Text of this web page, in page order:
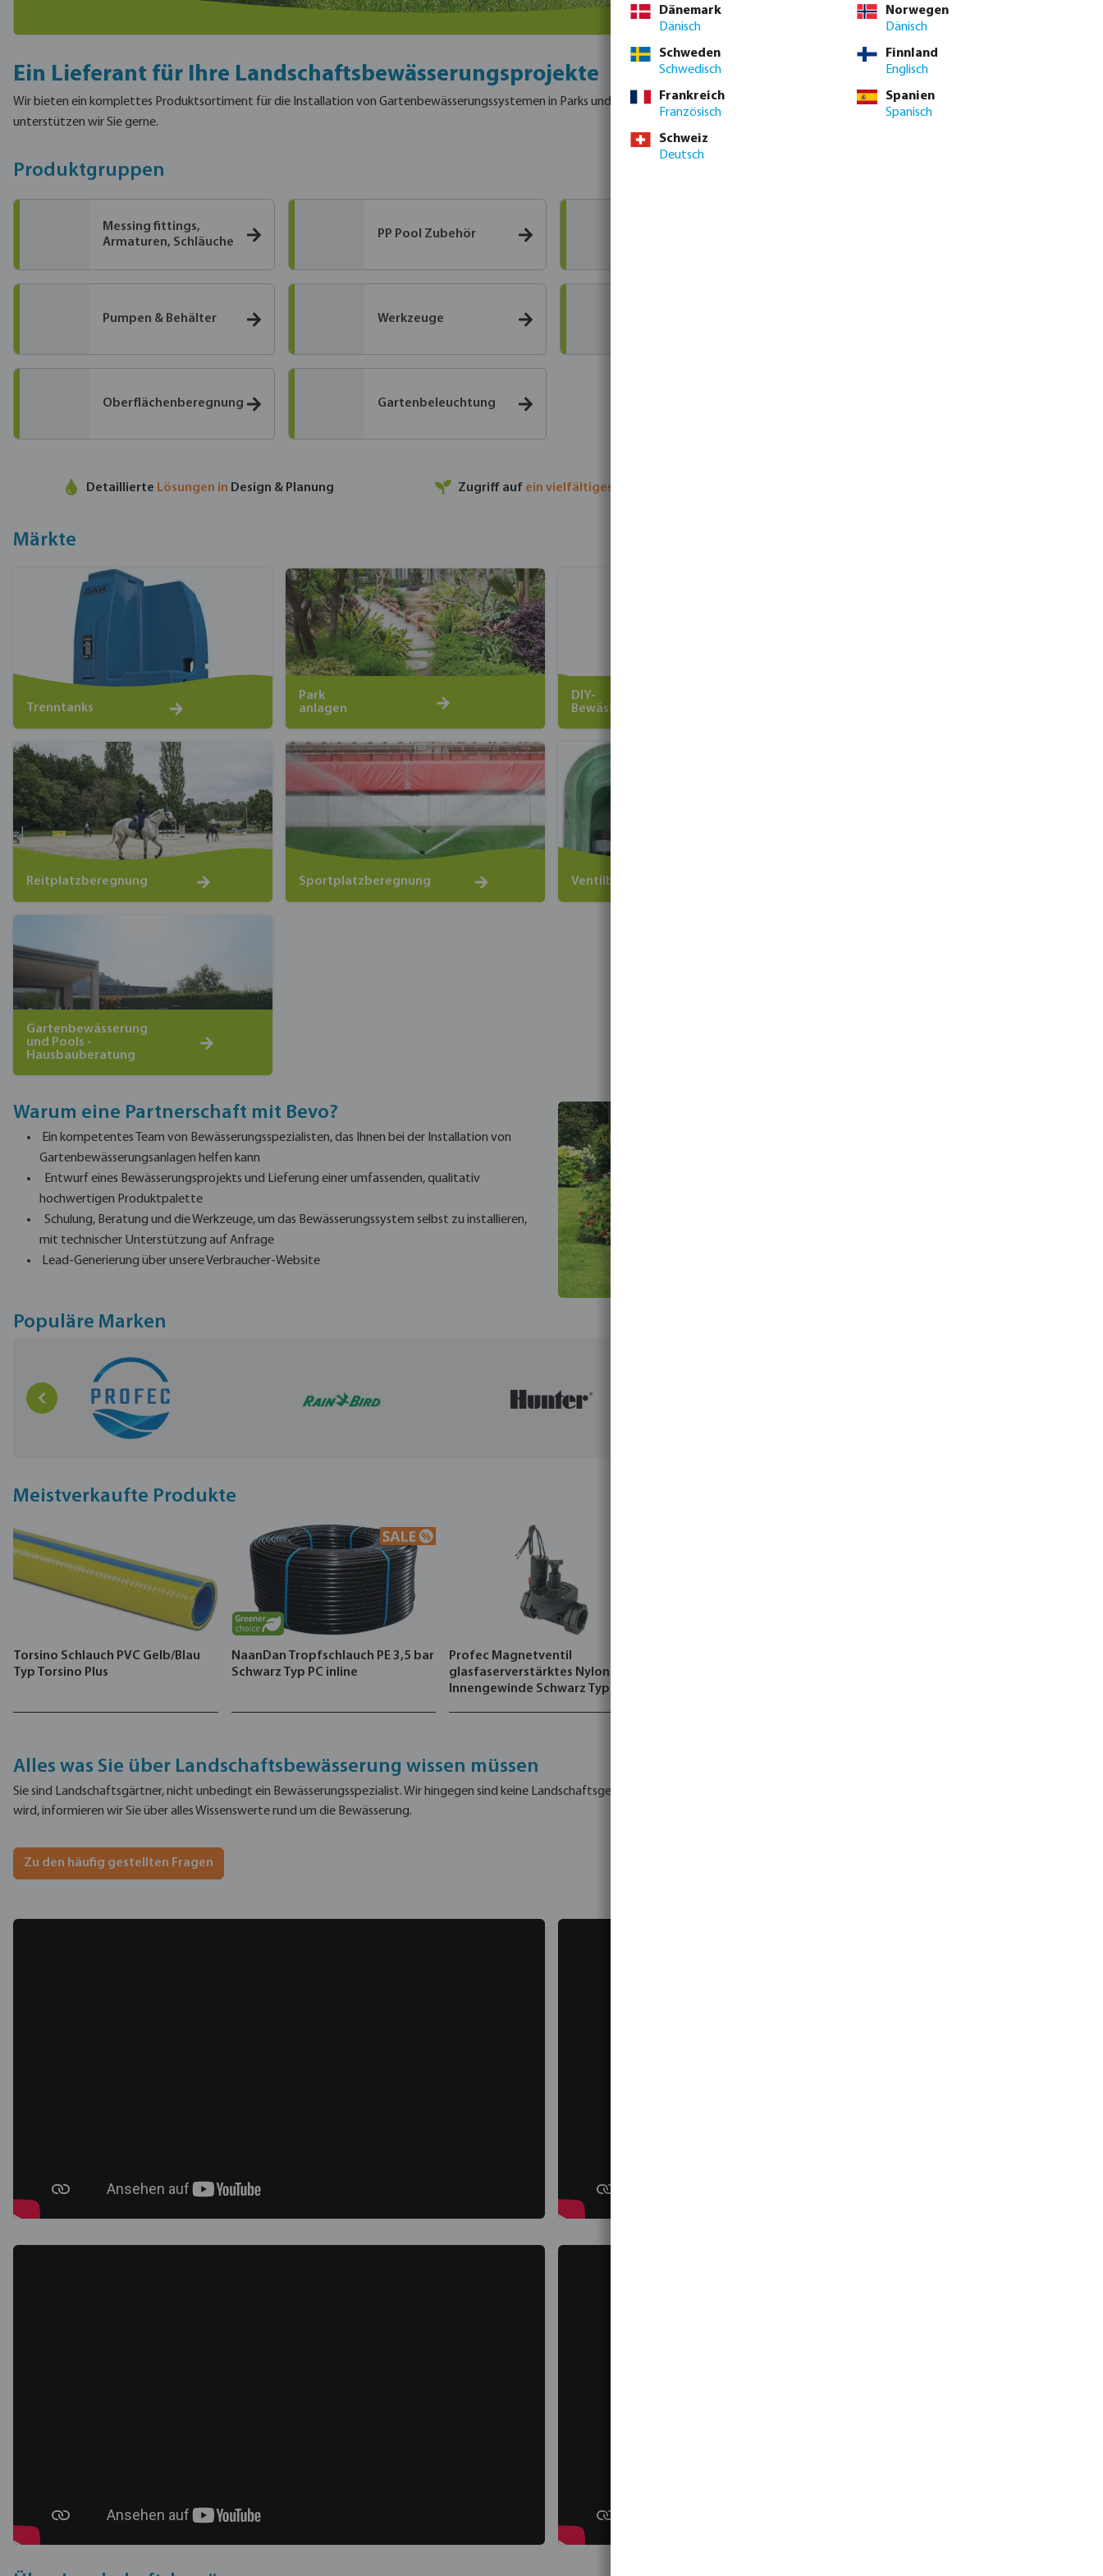
Ein Lieferant für Ihre Landschaftsbewässerungsprojekte
Wir bieten ein komplettes Produktsortiment für die Installation von Gartenbewässerungssystemen in Parks und Gärten jeder Größe.Von der Kupplung über Sprinkler bis hin zur Automatisierung
unterstützen wir Sie gerne.
Produktgruppen
Messing fittings,
Armaturen, Schläuche
PP Pool Zubehör
Pumpen & Behälter Werkzeuge
Oberflächenberegnung Gartenbeleuchtung
Detaillierte Lösungen in Design & Planung Zugriff auf ein vielfältiges Sortiment
Märkte
Trenntanks
Park
anlagen
DIY-
Bewässerungssets
Reitplatzberegnung Sportplatzberegnung Ventilboxen
Gartenbewässerung
und Pools -
Hausbauberatung
Warum eine Partnerschaft mit Bevo?
Ein kompetentes Team von Bewässerungsspezialisten, das Ihnen bei der Installation von
Gartenbewässerungsanlagen helfen kann
Entwurf eines Bewässerungsprojekts und Lieferung einer umfassenden, qualitativ
hochwertigen Produktpalette
Schulung, Beratung und die Werkzeuge, um das Bewässerungssystem selbst zu installieren,
mit technischer Unterstützung auf Anfrage
Lead-Generierung über unsere Verbraucher-Website
Populäre Marken
Meistverkaufte Produkte
Torsino Schlauch PVC Gelb/Blau
Typ Torsino Plus
NaanDan Tropfschlauch PE 3,5 bar
Schwarz Typ PC inline
Profec Magnetventil
glasfaserverstärktes Nylon 10 bar
Innengewinde Schwarz Typ 2-
Alles was Sie über Landschaftsbewässerung wissen müssen
Sie sind Landschaftsgärtner, nicht unbedingt ein Bewässerungsspezialist. Wir hingegen sind keine Landschaftsgestalter, sondern Experten auf dem Gebiet der Bewässerung. Damit Ihr Projekt zum Erfolg
wird, informieren wir Sie über alles Wissenswerte rund um die Bewässerung.
Zu den häufig gestellten Fragen
Dänemark
Dänisch
Norwegen
Dänisch
Schweden
Schwedisch
Finnland
Englisch
Frankreich
Französisch
Spanien
Spanisch
Schweiz
Deutsch